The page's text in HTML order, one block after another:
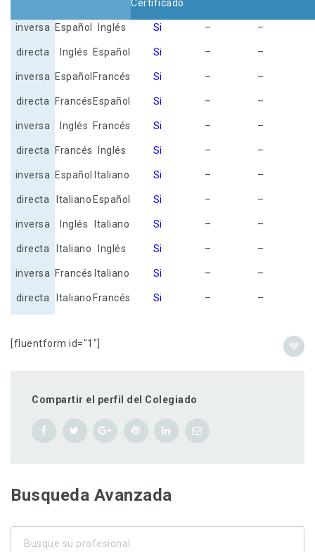
Certificado
inversa Español Inglés Si – –
directa Inglés Español Si – –
inversa EspañolFrancés Si – –
directa FrancésEspañol Si – –
inversa Inglés Francés Si – –
directa Francés Inglés Si – –
inversa Español Italiano Si – –
directa Italiano Español Si – –
inversa Inglés Italiano Si – –
directa Italiano Inglés Si – –
inversa Francés Italiano Si – –
directa Italiano Francés Si – –
[fluentform id="1"]
Compartir el perfil del Colegiado
Busqueda Avanzada